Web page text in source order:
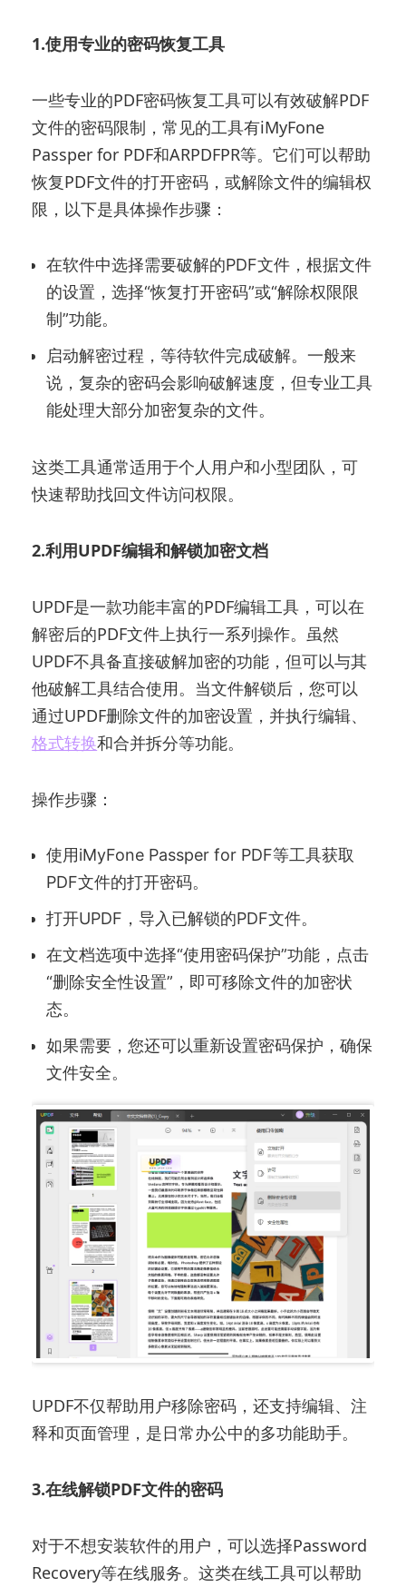
1.使用专业的密码恢复工具
一些专业的PDF密码恢复工具可以有效破解PDF
文件的密码限制，常见的工具有iMyFone
Passper for PDF和ARPDFPR等。它们可以帮助
恢复PDF文件的打开密码，或解除文件的编辑权
限，以下是具体操作步骤：
在软件中选择需要破解的PDF文件，根据文件
的设置，选择“恢复打开密码”或“解除权限限
制”功能。
启动解密过程，等待软件完成破解。一般来
说，复杂的密码会影响破解速度，但专业工具
能处理大部分加密复杂的文件。
这类工具通常适用于个人用户和小型团队，可
快速帮助找回文件访问权限。
2.利用UPDF编辑和解锁加密文档
UPDF是一款功能丰富的PDF编辑工具，可以在
解密后的PDF文件上执行一系列操作。虽然
UPDF不具备直接破解加密的功能，但可以与其
他破解工具结合使用。当文件解锁后，您可以
通过UPDF删除文件的加密设置，并执行编辑、
格式转换和合并拆分等功能。
操作步骤：
使用iMyFone Passper for PDF等工具获取
PDF文件的打开密码。
打开UPDF，导入已解锁的PDF文件。
在文档选项中选择“使用密码保护”功能，点击
“删除安全性设置”，即可移除文件的加密状
态。
如果需要，您还可以重新设置密码保护，确保
文件安全。
UPDF不仅帮助用户移除密码，还支持编辑、注
释和页面管理，是日常办公中的多功能助手。
3.在线解锁PDF文件的密码
对于不想安装软件的用户，可以选择Password
Recovery等在线服务。这类在线工具可以帮助